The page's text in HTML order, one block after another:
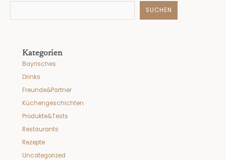
SUCHEN
Kategorien
Bayrisches
Drinks
Freunde&Partner
Küchengeschichten
Produkte&Tests
Restaurants
Rezepte
Uncategorized